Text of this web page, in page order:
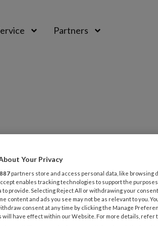
Partners
brengen bij potentiële
in deze tijd
Your Privacy
887 partners store and access personal data, like browsing
enables tracking technologies to support the
to provide. Selecting Reject All or withdrawing your
content and ads you see may not be as relevant to you.
consent at any time by clicking the Manage
will have effect within our Website. For more details, refer